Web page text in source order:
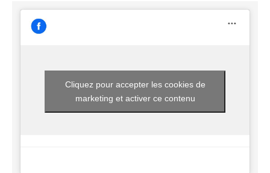
Cliquez pour accepter les cookies de
marketing et activer ce contenu